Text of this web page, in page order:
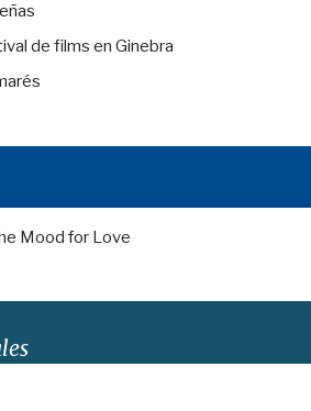
de films en Ginebra
Mood for Love